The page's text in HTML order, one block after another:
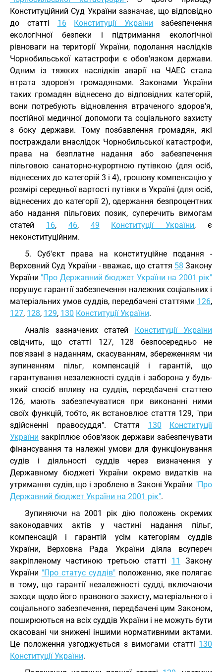
Конституційний Суд України зазначає, що відповідно
до статті 16 Конституції України забезпечення
екологічної безпеки і підтримання екологічної
рівноваги на території України, подолання наслідків
Чорнобильської катастрофи є обов'язком держави.
Одним із тяжких наслідків аварії на ЧАЕС стала
втрата здоров'я громадянами. Законами України
таких громадян віднесено до відповідних категорій,
вони потребують відновлення втраченого здоров'я,
постійної медичної допомоги та соціального захисту
з боку держави. Тому позбавлення громадян, які
постраждали внаслідок Чорнобильської катастрофи,
права на безплатне надання або забезпечення
пільговою санаторно-курортною путівкою (для осіб,
віднесених до категорій 3 і 4), грошову компенсацію у
розмірі середньої вартості путівки в Україні (для осіб,
віднесених до категорії 2), одержання безпроцентних
або надання пільгових позик, суперечить вимогам
статей 16, 46, 49 Конституції України, є
неконституційним.
5. Суб'єкт права на конституційне подання -
Верховний Суд України - вважає, що стаття 58 Закону
України "Про Державний бюджет України на 2001 рік"
порушує гарантії забезпечення належних соціальних і
матеріальних умов суддів, передбачені статтями 126,
127, 128, 129, 130 Конституції України.
Аналіз зазначених статей Конституції України
свідчить, що статті 127, 128 безпосередньо не
пов'язані з наданням, скасуванням, збереженням чи
зупиненням пільг, компенсацій і гарантій, що
гарантування незалежності суддів і заборона у будь-
який спосіб впливу на суддів, передбачені статтею
126, мають забезпечуватися при виконанні ними
своїх функцій, тобто, як встановлює стаття 129, "при
здійсненні правосуддя". Стаття 130
Конституції
України закріплює обов'язок держави забезпечувати
фінансування та належні умови для функціонування
судів і діяльності суддів через визначення у
Державному бюджеті України окремо видатків на
утримання судів, що і зроблено в Законі України "Про
Державний бюджет України на 2001 рік".
Зупиняючи на 2001 рік дію положень окремих
законодавчих актів у частині надання пільг,
компенсацій і гарантій усім категоріям суддів
України, Верховна Рада України діяла всупереч
закріпленому частиною третьою статті 11
Закону
України "Про статус суддів" положенню, яке полягає
в тому, що гарантії незалежності судді, включаючи
заходи щодо його правового захисту, матеріального і
соціального забезпечення, передбачені цим Законом,
поширюються на всіх суддів України і не можуть бути
скасовані чи знижені іншими нормативними актами.
Це положення узгоджується з вимогами статті 130
Конституції України.